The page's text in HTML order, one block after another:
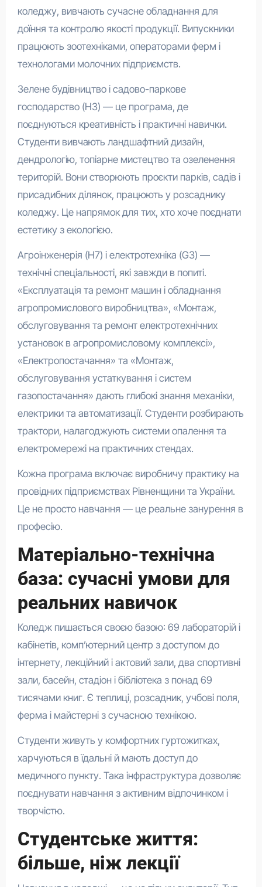
коледжу, вивчають сучасне обладнання для
доїння та контролю якості продукції. Випускники
працюють зоотехніками, операторами ферм і
технологами молочних підприємств.
Зелене будівництво і садово-паркове
господарство (H3) — це програма, де
поєднуються креативність і практичні навички.
Студенти вивчають ландшафтний дизайн,
дендрологію, топіарне мистецтво та озеленення
територій. Вони створюють проєкти парків, садів і
присадибних ділянок, працюють у розсаднику
коледжу. Це напрямок для тих, хто хоче поєднати
естетику з екологією.
Агроінженерія (H7) і електротехніка (G3) —
технічні спеціальності, які завжди в попиті.
«Експлуатація та ремонт машин і обладнання
агропромислового виробництва», «Монтаж,
обслуговування та ремонт електротехнічних
установок в агропромисловому комплексі»,
«Електропостачання» та «Монтаж,
обслуговування устаткування і систем
газопостачання» дають глибокі знання механіки,
електрики та автоматизації. Студенти розбирають
трактори, налагоджують системи опалення та
електромережі на практичних стендах.
Кожна програма включає виробничу практику на
провідних підприємствах Рівненщини та України.
Це не просто навчання — це реальне занурення в
професію.
Матеріально-технічна
база: сучасні умови для
реальних навичок
Коледж пишається своєю базою: 69 лабораторій і
кабінетів, комп’ютерний центр з доступом до
інтернету, лекційний і актовий зали, два спортивні
зали, басейн, стадіон і бібліотека з понад 69
тисячами книг. Є теплиці, розсадник, учбові поля,
ферма і майстерні з сучасною технікою.
Студенти живуть у комфортних гуртожитках,
харчуються в їдальні й мають доступ до
медичного пункту. Така інфраструктура дозволяє
поєднувати навчання з активним відпочинком і
творчістю.
Студентське життя:
більше, ніж лекції